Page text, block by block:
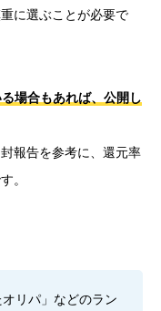
に選ぶことが必要で
場合もあれば、公開し
報告を参考に、還元率
。
リパ」などのラン